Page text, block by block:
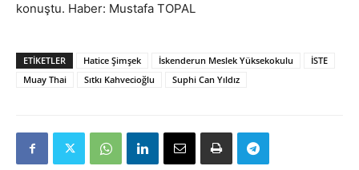
konuştu. Haber: Mustafa TOPAL
ETIKETLER Hatice Şimşek İskenderun Meslek Yüksekokulu
İSTE
Muay Thai
Sıtkı Kahvecioğlu Suphi Can Yıldız